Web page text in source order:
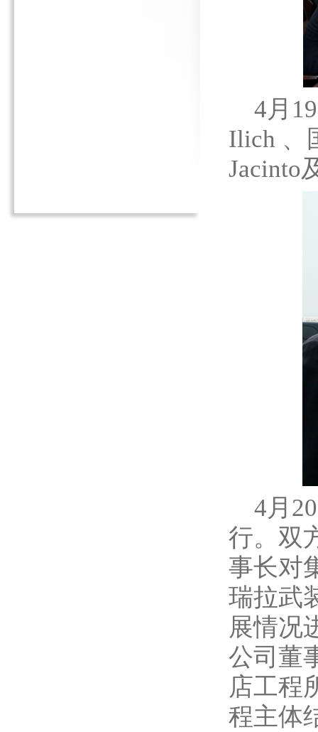
4月19
Ilich 、
Jacinto
4月20
行。双
事长对
瑞拉武
展情况
公司董
店工程
程主体